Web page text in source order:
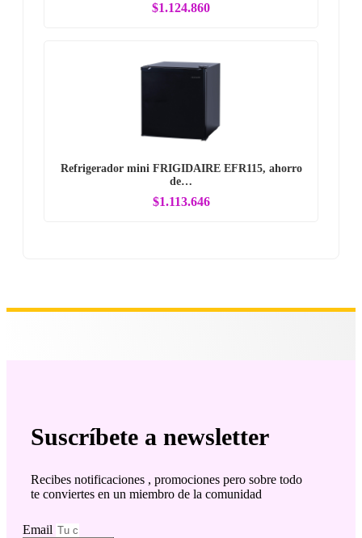
$1.124.860
Refrigerador mini FRIGIDAIRE EFR115, ahorro
de…
$1.113.646
Suscríbete a newsletter
Recibes notificaciones , promociones pero sobre todo
te conviertes en un miembro de la comunidad
Email